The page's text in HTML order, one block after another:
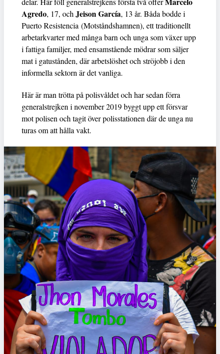
Agredo, 17, och Jeison García, 13 år. Båda bodde i
Puerto Resistencia (Motståndshamnen), ett traditionellt
arbetarkvarter med många barn och unga som växer upp
i fattiga familjer, med ensamstående mödrar som säljer
mat i gatustånden, där arbetslöshet och ströjobb i den
informella sektorn är det vanliga.
Här är man trötta på polisvåldet och har sedan förra
generalstrejken i november 2019 byggt upp ett försvar
mot polisen och tagit över polisstationen där de unga nu
turas om att hålla vakt.